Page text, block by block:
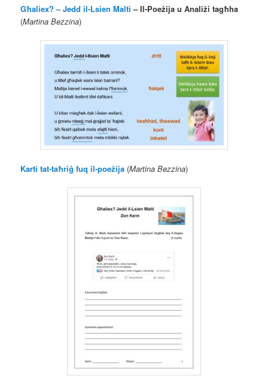
Għaliex? – Jedd il-Lsien Malti – Il-Poeżija u Analiżi tagħha
(Martina Bezzina)
Karti tat-taħriġ fuq il-poeżija (Martina Bezzina)